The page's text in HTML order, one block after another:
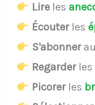
Lireles
Écouterles
S'abonnerau
Regarderles
Picorerles